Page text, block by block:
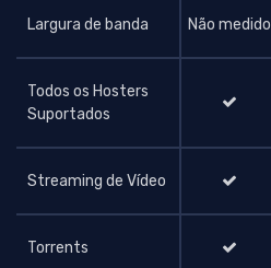
Largura de banda Não medido
Todos os Hosters
Suportados
Streaming de Vídeo
Torrents